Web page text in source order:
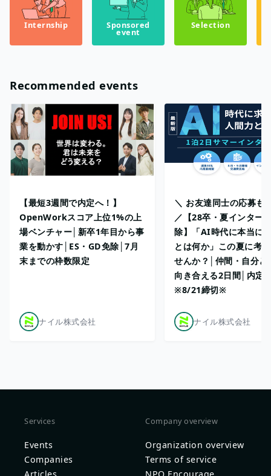
Internship Sponsored
event
Selection
Recommended events
【最短3週間で内定へ！】
OpenWorkスコア上位1%の上
場ベンチャー│新卒1年目から事
業を動かす│ES・GD免除│7月
末までの枠数限定
ナイル株式会社
＼ お友達同士の応募も
／【28卒・夏インター
除】「AI時代に本当に
とは何か」この夏に考
せんか？│仲間・自分と
向き合える2日間│内定
※8/21締切※
ナイル株式会社
Services
Events
Companies
Company overview
Organization overview
Terms of service